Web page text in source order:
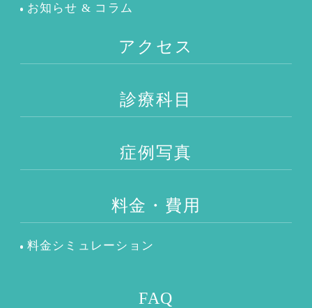
お知らせ & コラム
アクセス
診療科目
症例写真
料金・費用
料金シミュレーション
FAQ